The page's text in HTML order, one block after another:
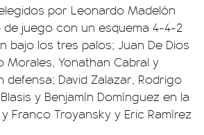
por Leonardo Madelón
de juego con un esquema 4-4-2
bajo los tres palos; Juan De Dios
Morales, Yonathan Cabral y
defensa; David Zalazar, Rodrigo
y Benjamín Domínguez en la
Franco Troyansky y Eric Ramírez